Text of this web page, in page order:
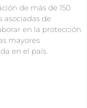
de más de 150
asociadas de
en la protección
mayores
en el país.